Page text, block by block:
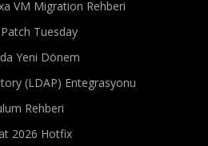
VM Migration Rehberi
Tuesday
Yeni Dönem
(LDAP) Entegrasyonu
Rehberi
2026 Hotfix